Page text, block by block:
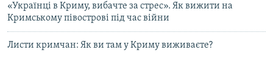
«Українці в Криму, вибачте за стрес». Як вижити на
Кримському півострові під час війни
Листи кримчан: Як ви там у Криму виживаєте?